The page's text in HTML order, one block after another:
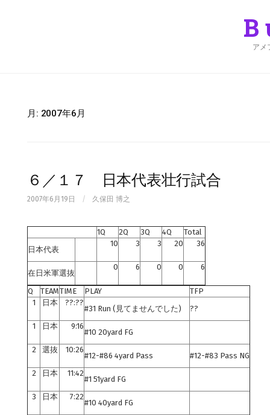
アメ
月: 2007年6月
６／１７ 日本代表壮行試合
2007年6月19日 / 久保田 博之
1Q 2Q 3Q 4Q
Total
日本代表
10 3 3 20 36
在日米軍選抜
0 6 0 0 6
Q TEAMTIME PLAY
TFP
1
日本 ??:??
#31 Run (見てませんでした) ??
1
日本 9:16
#10 20yard FG
2
選抜 10:26
#12-#86 4yard Pass
#12-#83 Pass NG
2
日本 11:42
#1 51yard FG
3
日本 7:22
#10 40yard FG